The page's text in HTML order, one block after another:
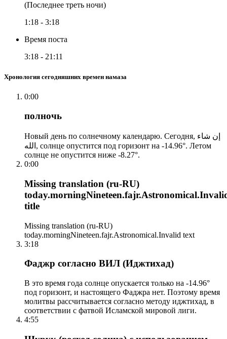
(Последнее треть ночи)
1:18 - 3:18
Время поста
3:18 - 21:11
Хронология сегодняшних времен намаза
0:00
полночь
Новый день по солнечному календарю. Сегодня, إن شاء
الله, солнце опустится под горизонт на -14.96°. Летом
солнце не опустится ниже -8.27°.
0:00
Missing translation (ru-RU)
title
Missing translation (ru-RU)
today.morningNineteen.fajr.Astronomical.Invalid text
3:18
Фаджр согласно ВИЛ (Иджтихад)
В это время года солнце опускается только на -14.96°
под горизонт, и настоящего Фаджра нет. Поэтому время
молитвы рассчитывается согласно методу иджтихад, в
соответствии с фатвой Исламской мировой лиги.
4:55